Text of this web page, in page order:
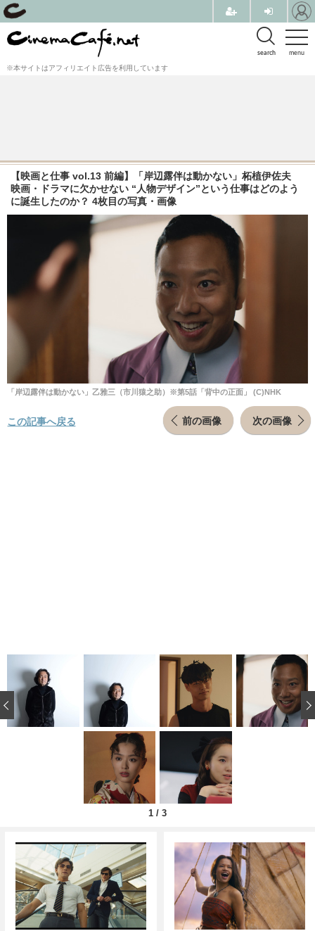
menu
search
※本サイトはアフィリエイト広告を利用しています
【映画と仕事 vol.13 前編】「岸辺露伴は動かない」柘植伊佐夫
映画・ドラマに欠かせない “人物デザイン”という仕事はどのよう
に誕生したのか？ 4枚目の写真・画像
「岸辺露伴は動かない」乙雅三（市川猿之助）※第5話「背中の正面」 (C)NHK
前の画像 次の画像
この記事へ戻る
1 / 3